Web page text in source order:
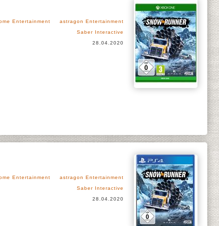
Entertainment
astragon Entertainment
Saber Interactive
28.04.2020
Entertainment
astragon Entertainment
Saber Interactive
28.04.2020